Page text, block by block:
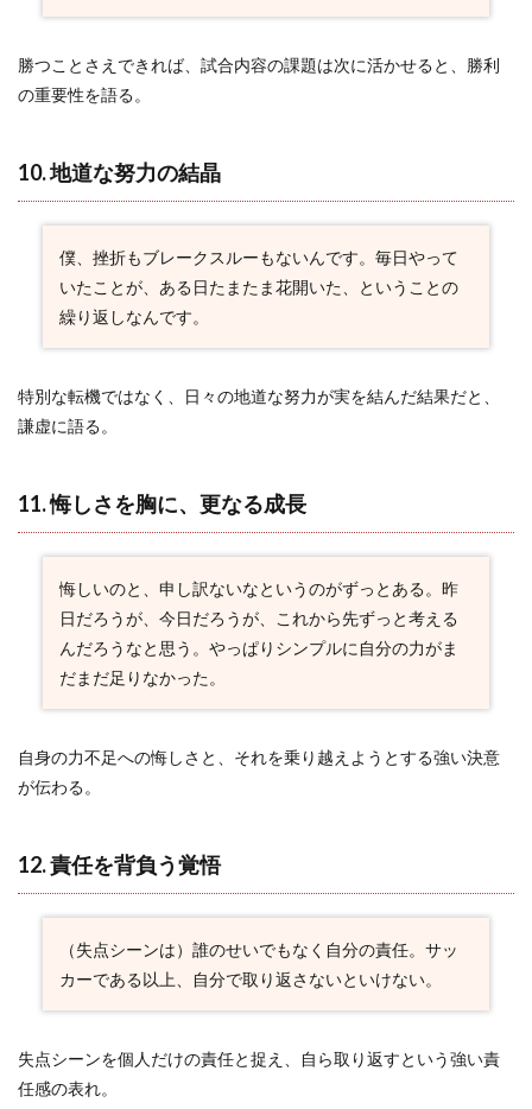
勝つことさえできれば、試合内容の課題は次に活かせると、勝利
の重要性を語る。
10. 地道な努力の結晶
僕、挫折もブレークスルーもないんです。毎日やって
いたことが、ある日たまたま花開いた、ということの
繰り返しなんです。
特別な転機ではなく、日々の地道な努力が実を結んだ結果だと、
謙虚に語る。
11. 悔しさを胸に、更なる成長
悔しいのと、申し訳ないなというのがずっとある。昨
日だろうが、今日だろうが、これから先ずっと考える
んだろうなと思う。やっぱりシンプルに自分の力がま
だまだ足りなかった。
自身の力不足への悔しさと、それを乗り越えようとする強い決意
が伝わる。
12. 責任を背負う覚悟
（失点シーンは）誰のせいでもなく自分の責任。サッ
カーである以上、自分で取り返さないといけない。
失点シーンを個人だけの責任と捉え、自ら取り返すという強い責
任感の表れ。